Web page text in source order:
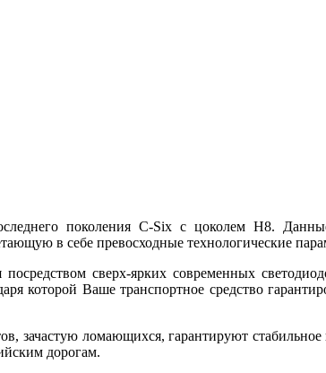
поколения C-Six с цоколем H8.
в себе превосходные технологические
сверх-ярких современных
которой Ваше транспортное средство
зачастую ломающихся, гарантируют
дорогам.